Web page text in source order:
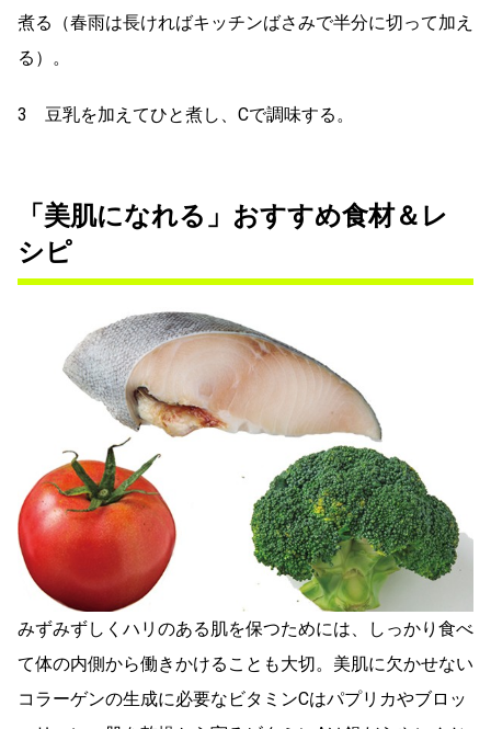
煮る（春雨は長ければキッチンばさみで半分に切って加え
る）。
3 豆乳を加えてひと煮し、Cで調味する。
「美肌になれる」おすすめ食材＆レ
シピ
みずみずしくハリのある肌を保つためには、しっかり食べ
て体の内側から働きかけることも大切。美肌に欠かせない
コラーゲンの生成に必要なビタミンCはパプリカやブロッ